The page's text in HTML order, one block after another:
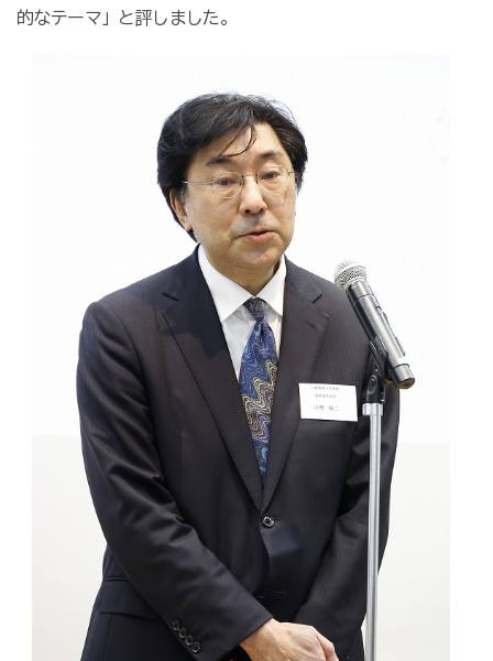
的なテーマ」と評しました。